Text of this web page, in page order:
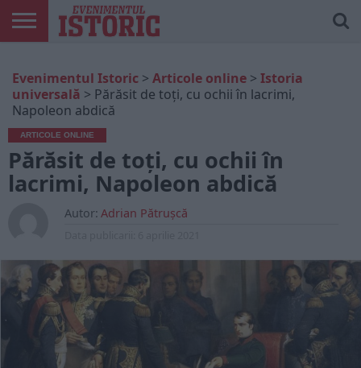
ONLINE
EDIȚII
TIPĂRITE
ISTORIC
PLAY
CONTUL
MEU
Evenimentul Istoric > Articole online > Istoria
universală > Părăsit de toți, cu ochii în lacrimi,
Napoleon abdică
ARTICOLE ONLINE
Părăsit de toți, cu ochii în
lacrimi, Napoleon abdică
Autor: Adrian Pătrușcă